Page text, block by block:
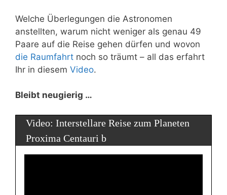
Welche Überlegungen die Astronomen
anstellten, warum nicht weniger als genau 49
Paare auf die Reise gehen dürfen und wovon
die Raumfahrt noch so träumt – all das erfahrt
Ihr in diesem Video.
Bleibt neugierig …
Video: Interstellare Reise zum Planeten
Proxima Centauri b